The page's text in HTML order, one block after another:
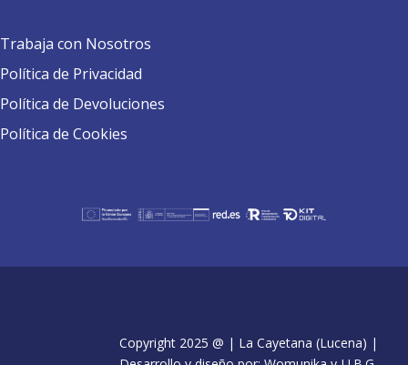
Trabaja con Nosotros
Política de Privacidad
Política de Devoluciones
Política de Cookies
Copyright 2025 @ | La Cayetana (Lucena) |